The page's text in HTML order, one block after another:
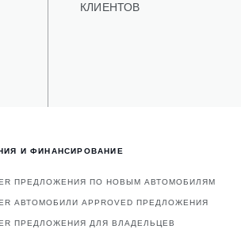
КЛИЕНТОВ
И ФИНАНСИРОВАНИЕ
ПРЕДЛОЖЕНИЯ ПО НОВЫМ АВТОМОБИЛЯМ
АВТОМОБИЛИ APPROVED ПРЕДЛОЖЕНИЯ
ПРЕДЛОЖЕНИЯ ДЛЯ ВЛАДЕЛЬЦЕВ